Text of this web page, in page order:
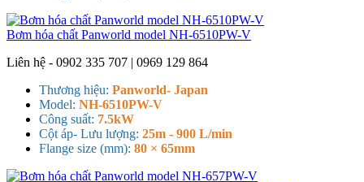
Bơm hóa chất Panworld model NH-6510PW-V
Liên hệ - 0902 335 707 | 0969 129 864
Thương hiệu: Panworld- Japan
Model: NH-6510PW-V
Công suất: 7.5kW
Cột áp- Lưu lượng: 25m - 900 L/min
Flange size (mm): 80 × 65mm